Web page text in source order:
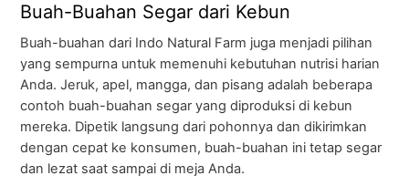
Buah-Buahan Segar dari Kebun
Buah-buahan dari Indo Natural Farm juga menjadi pilihan
yang sempurna untuk memenuhi kebutuhan nutrisi harian
Anda. Jeruk, apel, mangga, dan pisang adalah beberapa
contoh buah-buahan segar yang diproduksi di kebun
mereka. Dipetik langsung dari pohonnya dan dikirimkan
dengan cepat ke konsumen, buah-buahan ini tetap segar
dan lezat saat sampai di meja Anda.